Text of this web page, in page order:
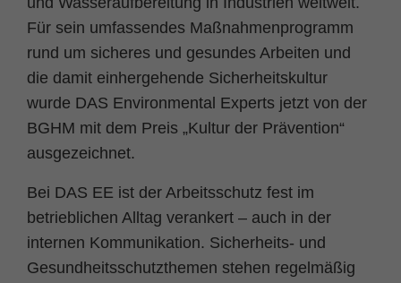
Für sein umfassendes Maßnahmenprogramm
rund um sicheres und gesundes Arbeiten und
die damit einhergehende Sicherheitskultur
wurde DAS Environmental Experts jetzt von der
BGHM mit dem Preis „Kultur der Prävention“
ausgezeichnet.
Bei DAS EE ist der Arbeitsschutz fest im
betrieblichen Alltag verankert – auch in der
internen Kommunikation. Sicherheits- und
Gesundheitsschutzthemen stehen regelmäßig
Laufzeit Ende der Sitzung
Zweck PHPs Standard Sitzungs Identifikation